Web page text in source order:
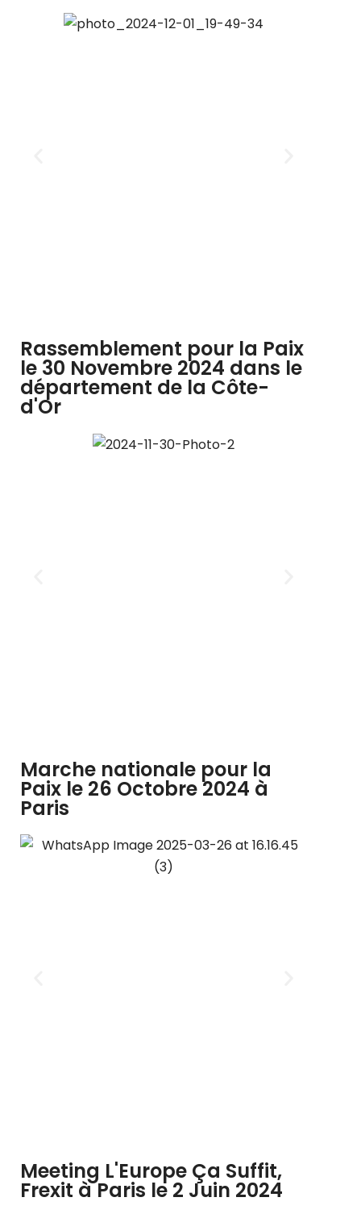
Rassemblement pour la Paix
le 30 Novembre 2024 dans le
département de la Côte-
d'Or
Marche nationale pour la
Paix le 26 Octobre 2024 à
Paris
Meeting L'Europe Ça Suffit,
Frexit à Paris le 2 Juin 2024